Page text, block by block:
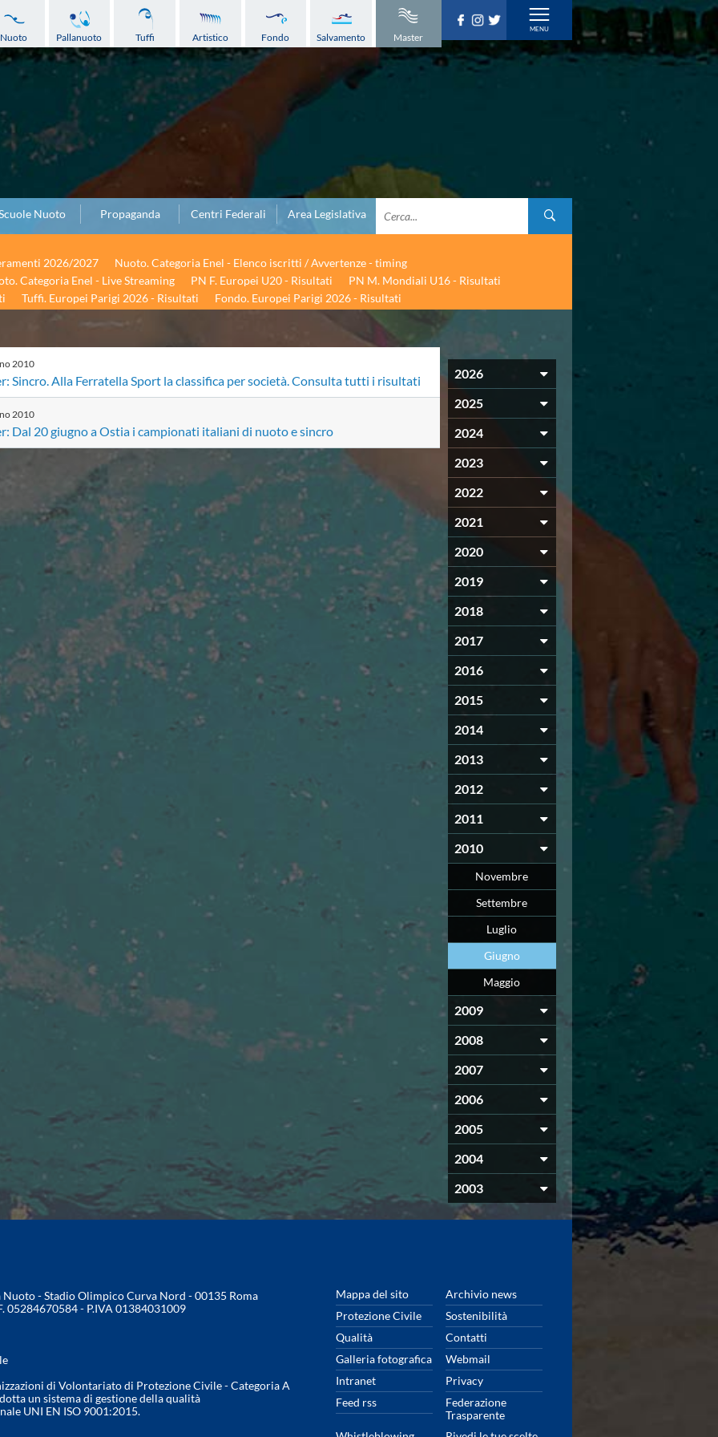
Nuoto Pallanuoto Tuffi Artistico Fondo Salvamento Master
Nuoto Propaganda Centri Federali Area Legislativa
2026/2027
Nuoto. Categoria Enel - Elenco iscritti / Avvertenze - timing
Categoria Enel - Live Streaming PN F. Europei U20 - Risultati
PN M. Mondiali U16 - Risultati
Tuffi. Europei Parigi 2026 - Risultati Fondo. Europei Parigi 2026 - Risultati
2010
Sincro. Alla Ferratella Sport la classifica per società. Consulta tutti i risultati
2010
Dal 20 giugno a Ostia i campionati italiani di nuoto e sincro
2026
2025
2024
2023
2022
2021
2020
2019
2018
2017
2016
2015
2014
2013
2012
2011
2010
Novembre
Settembre
Luglio
Giugno
Maggio
2009
2008
2007
2006
2005
2004
2003
- Stadio Olimpico Curva Nord - 00135 Roma
05284670584 - P.IVA 01384031009
di Volontariato di Protezione Civile - Categoria A
un sistema di gestione della qualità
UNI EN ISO 9001:2015.
Mappa del sito
Archivio news
Protezione Civile
Sostenibilità
Qualità
Contatti
Galleria fotografica
Webmail
Intranet
Privacy
Feed rss
Federazione
Trasparente